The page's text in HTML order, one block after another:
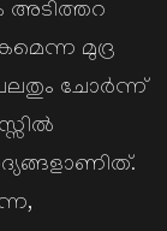
അടിത്തറ
മുദ്ര
ചോര്‍ന്ന്